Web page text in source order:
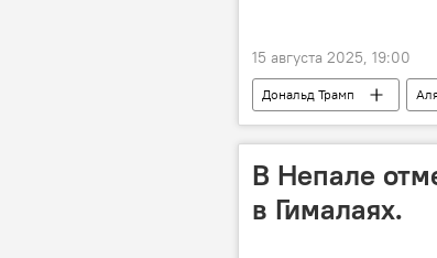
15 августа 2025, 19:00
Дональд Трамп
Встреча
саммит
В Непале
в Гималаях.